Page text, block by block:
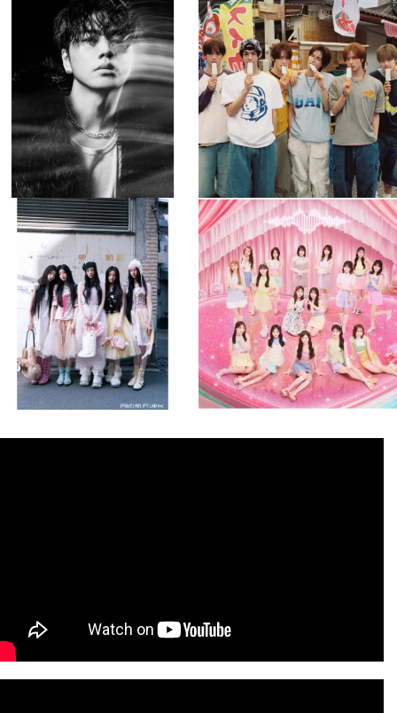
💡8月特番放送決定！
...
8月 4
477 0
💡8月特番放送決定！
...
8月 4
6 0
musicjapantv
💡8月特番放送決定！
8月 4
2 0
musicjapantv
💡8月特番放送決定！
...
8月 4
2 0